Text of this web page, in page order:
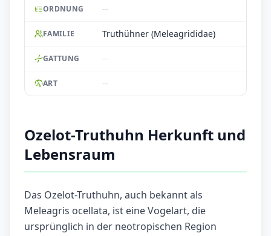
ORDNUNG --
FAMILIE Truthühner (Meleagrididae)
GATTUNG --
ART --
Ozelot-Truthuhn Herkunft und
Lebensraum
Das Ozelot-Truthuhn, auch bekannt als
Meleagris ocellata, ist eine Vogelart, die
ursprünglich in der neotropischen Region